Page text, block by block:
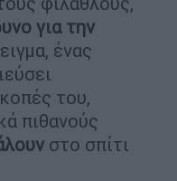
για την
ένας
του,
πιθανούς
στο σπίτι